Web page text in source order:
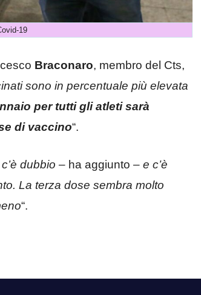
19
Braconaro, membro del Cts,
sono in percentuale più elevata
per tutti gli atleti sarà
di vaccino“.
dubbio – ha aggiunto – e c’è
La terza dose sembra molto
“.